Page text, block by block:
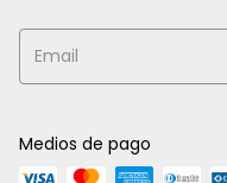
Medios de pago